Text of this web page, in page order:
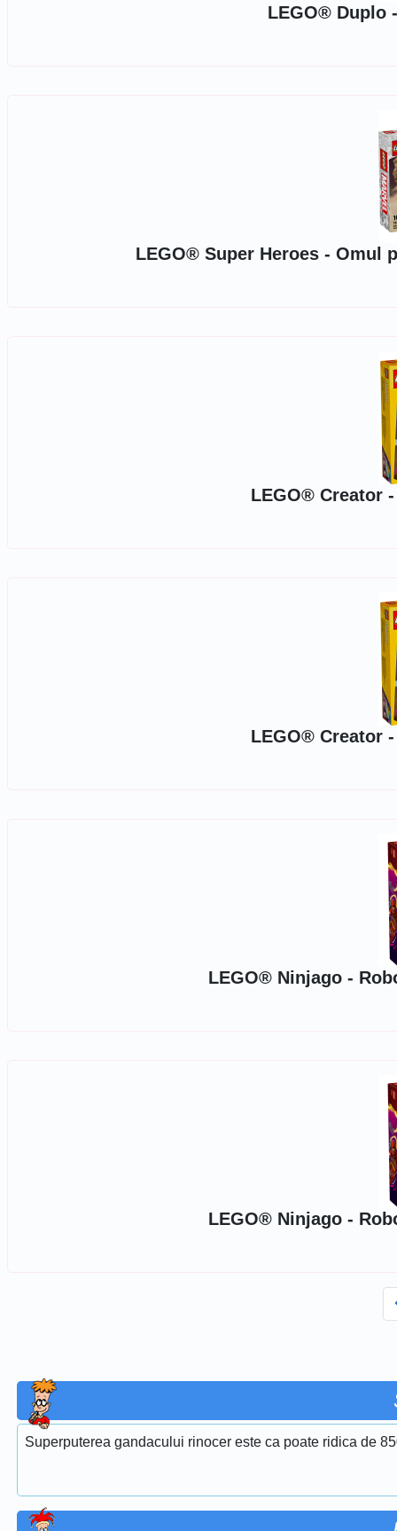
LEGO® Duplo
LEGO® Super Heroes - Omul
LEGO® Creator
LEGO® Creator
LEGO® Ninjago -
LEGO® Ninjago -
Superputerea gandacului rinocer este ca poate ridica de